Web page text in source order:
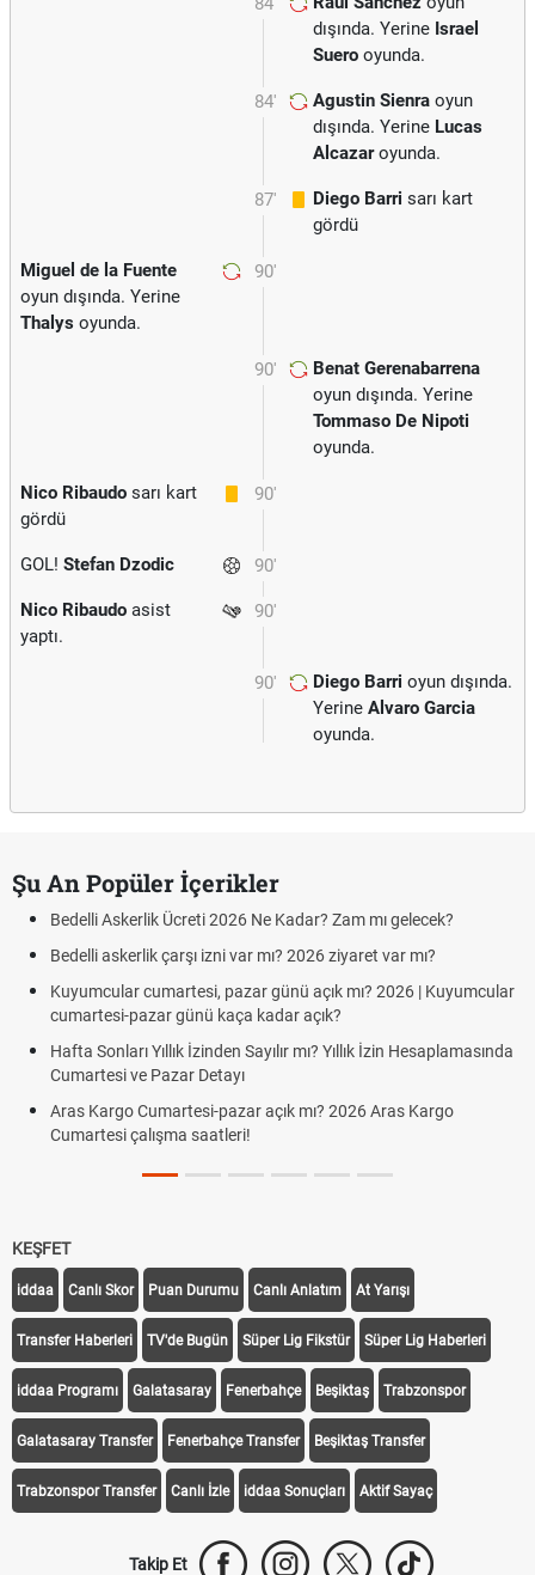
dışında. Yerine Israel
Suero oyunda.
84' Agustin Sienra oyun
dışında. Yerine Lucas
Alcazaroyunda.
87' Diego Barri sarı kart
gördü
90'
Miguel de la Fuente
oyun dışında. Yerine
Thalys oyunda.
90'
Benat Gerenabarrena
oyun dışında. Yerine
Tommaso De Nipoti
oyunda.
90'
Nico Ribaudo sarı kart
gördü
90'
GOL! Stefan Dzodic
90'
Nico Ribaudo asist
yaptı.
90' Diego Barri oyun dışında.
Yerine Alvaro Garcia
oyunda.
Şu An Popüler İçerikler
Bedelli Askerlik Ücreti 2026 Ne Kadar? Zam mı gelecek?
Bedelli askerlik çarşı izni var mı? 2026 ziyaret var mı?
Kuyumcular cumartesi, pazar günü açık mı? 2026 | Kuyumcular
cumartesi-pazar günü kaça kadar açık?
Hafta Sonları Yıllık İzinden Sayılır mı? Yıllık İzin Hesaplamasında
Cumartesi ve Pazar Detayı
Aras Kargo Cumartesi-pazar açık mı? 2026 Aras Kargo
Cumartesi çalışma saatleri!
KEŞFET
iddaa Canlı Skor Puan Durumu Canlı Anlatım At Yarışı
Transfer Haberleri TV'de Bugün Süper Lig Fikstür Süper Lig Haberleri
iddaa Programı Galatasaray Fenerbahçe Beşiktaş Trabzonspor
Galatasaray Transfer Fenerbahçe Transfer Beşiktaş Transfer
Trabzonspor Transfer Canlı İzle iddaa Sonuçları Aktif Sayaç
Takip Et